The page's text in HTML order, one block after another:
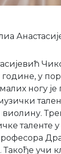
године, у
ногу је
таленте
учи